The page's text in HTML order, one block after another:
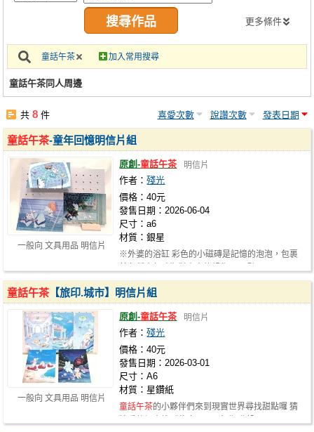
攤位轉讓區
會員功能選單
註冊會員
更多條件
童話午茶 加入常用搜尋
童話午茶同人周邊
共8 件 喜愛次數 說讚次數 發表日期
一般向 文具用品 明信片
童話午茶-童年回憶明信片組
原創-童話午茶 明信片
作者：殘光
價格：40元
發售日期：2026-06-04
尺寸：a6
材質：銀星
※外婆的浴缸 彩色的小磁磚是記憶的泡泡，包裹
一般向 文具用品 明信片
童話午茶 【旅印.城市】明信片組
原創-童話午茶 明信片
作者：殘光
價格：40元
發售日期：2026-03-01
尺寸：A6
材質：星鑽紙
童話午茶的小夥伴們來到現實世界尋找甜點囉 猜